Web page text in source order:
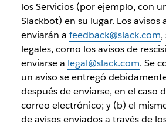
los Servicios (por ejemplo, con
Slackbot) en su lugar. Los avisos
enviarán a feedback@slack.com,
legales, como los avisos de
enviarse a legal@slack.com. Se
un aviso se entregó
después de enviarse, en el caso
correo electrónico; y (b) el
de avisos enviados a través de